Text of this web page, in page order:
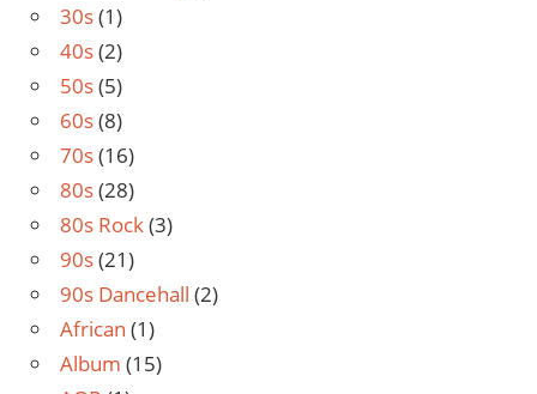
30s(1)
40s(2)
50s(5)
60s(8)
70s(16)
80s(28)
80s Rock(3)
90s(21)
90s Dancehall (2)
African (1)
Album (15)